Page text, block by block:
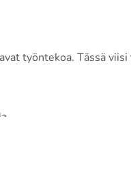
työntekoa. Tässä